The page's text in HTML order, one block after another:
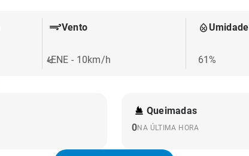
Vento
ENE - 10km/h
Umidade
61%
Queimadas
0NA ÚLTIMA HORA